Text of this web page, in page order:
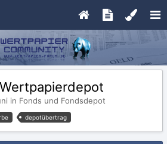
in Fonds und Fondsdepot
depotübertrag